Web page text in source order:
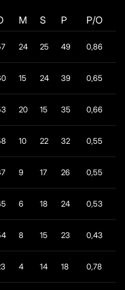
M S P P/O
24 25 49 0,86
15 24 39 0,65
20 15 35 0,66
10 22 32 0,55
9 17 26 0,55
6 18 24 0,53
8 15 23 0,43
4 14 18 0,78